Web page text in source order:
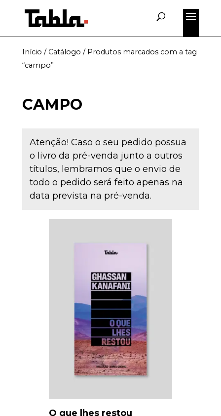
Início / Catálogo / Produtos marcados com a tag
“campo”
CAMPO
Atenção! Caso o seu pedido possua
o livro da pré-venda junto a outros
títulos, lembramos que o envio de
todo o pedido será feito apenas na
data prevista na pré-venda.
O que lhes restou